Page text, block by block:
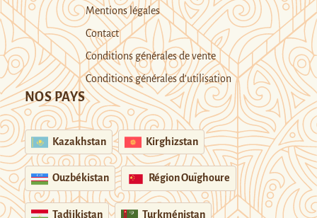
Mentions légales
Contact
Conditions générales de vente
Conditions générales d’utilisation
NOS PAYS
Kazakhstan Kirghizstan
Ouzbékistan Région Ouïghoure
Tadjikistan Turkménistan